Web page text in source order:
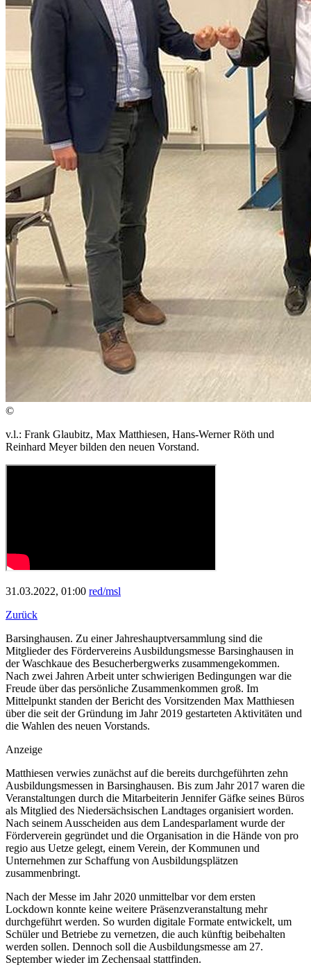
©
v.l.: Frank Glaubitz, Max Matthiesen, Hans-Werner Röth und
Reinhard Meyer bilden den neuen Vorstand.
31.03.2022, 01:00 red/msl
Zurück
Barsinghausen. Zu einer Jahreshauptversammlung sind die
Mitglieder des Fördervereins Ausbildungsmesse Barsinghausen in
der Waschkaue des Besucherbergwerks zusammengekommen.
Nach zwei Jahren Arbeit unter schwierigen Bedingungen war die
Freude über das persönliche Zusammenkommen groß. Im
Mittelpunkt standen der Bericht des Vorsitzenden Max Matthiesen
über die seit der Gründung im Jahr 2019 gestarteten Aktivitäten und
die Wahlen des neuen Vorstands.
Anzeige
Matthiesen verwies zunächst auf die bereits durchgeführten zehn
Ausbildungsmessen in Barsinghausen. Bis zum Jahr 2017 waren die
Veranstaltungen durch die Mitarbeiterin Jennifer Gäfke seines Büros
als Mitglied des Niedersächsischen Landtages organisiert worden.
Nach seinem Ausscheiden aus dem Landesparlament wurde der
Förderverein gegründet und die Organisation in die Hände von pro
regio aus Uetze gelegt, einem Verein, der Kommunen und
Unternehmen zur Schaffung von Ausbildungsplätzen
zusammenbringt.
Nach der Messe im Jahr 2020 unmittelbar vor dem ersten
Lockdown konnte keine weitere Präsenzveranstaltung mehr
durchgeführt werden. So wurden digitale Formate entwickelt, um
Schüler und Betriebe zu vernetzen, die auch künftig beibehalten
werden sollen. Dennoch soll die Ausbildungsmesse am 27.
September wieder im Zechensaal stattfinden.